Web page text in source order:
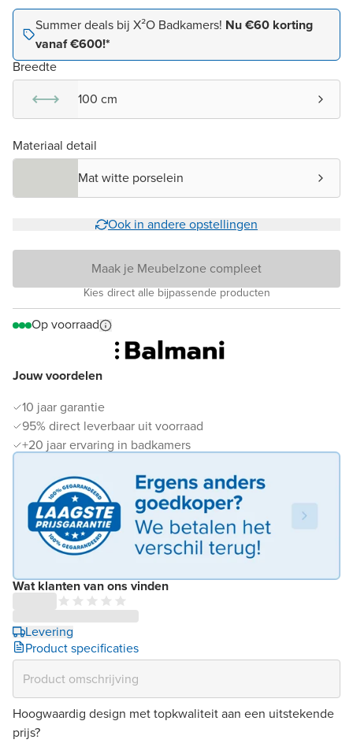
Jouw voordelen
10 jaar garantie
95% direct leverbaar uit voorraad
+20 jaar ervaring in badkamers
Wat klanten van ons vinden
Levering
Product specificaties
Summer deals bij X²O Badkamers! Nu €60 korting
vanaf €600!*
Breedte
100 cm
Materiaal detail
Mat witte porselein
Ook in andere opstellingen
Maak je Meubelzone compleet
Kies direct alle bijpassende producten
Op voorraad
Hoogwaardig design met topkwaliteit aan een uitstekende
prijs?